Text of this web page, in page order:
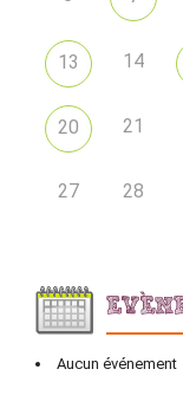
13 14
20 21
27 28
Aucun événement